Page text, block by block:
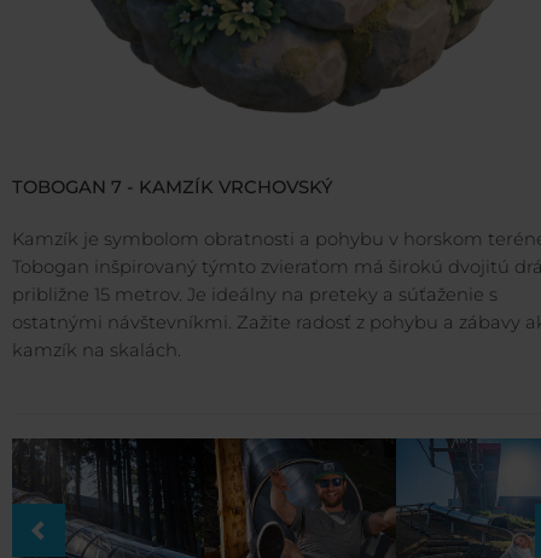
TOBOGAN 7 - KAMZÍK VRCHOVSKÝ
Kamzík je symbolom obratnosti a pohybu v horskom
Tobogan inšpirovaný týmto zvieraťom má širokú dvojitú
približne 15 metrov. Je ideálny na preteky a súťaženie s
ostatnými návštevníkmi. Zažite radosť z pohybu a zábavy
kamzík na skalách.